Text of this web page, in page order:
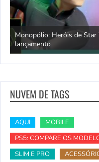
Monopólio: Heróis de
lançamento
NUVEM DE TAGS
AQUI
MOBILE
PS5: COMPARE OS
SLIM E PRO